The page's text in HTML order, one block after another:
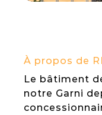
Check-in box
SANTÉ
Études de cas
À propos de
Le bâtiment
notre Garni